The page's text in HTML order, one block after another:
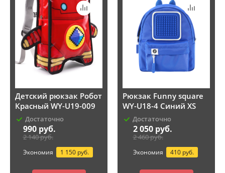
Детский рюкзак Робот
Красный WY-U19-009
Достаточно
990руб.
2 140руб.
Экономия 1 150 руб.
Рюкзак Funny square
WY-U18-4 Синий XS
Достаточно
2 050руб.
2 460руб.
Экономия 410 руб.